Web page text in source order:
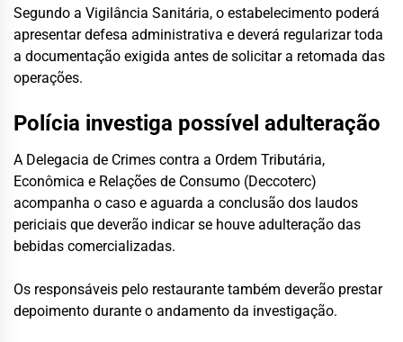
Segundo a Vigilância Sanitária, o estabelecimento poderá
apresentar defesa administrativa e deverá regularizar toda
a documentação exigida antes de solicitar a retomada das
operações.
Polícia investiga possível adulteração
A Delegacia de Crimes contra a Ordem Tributária,
Econômica e Relações de Consumo (Deccoterc)
acompanha o caso e aguarda a conclusão dos laudos
periciais que deverão indicar se houve adulteração das
bebidas comercializadas.
Os responsáveis pelo restaurante também deverão prestar
depoimento durante o andamento da investigação.